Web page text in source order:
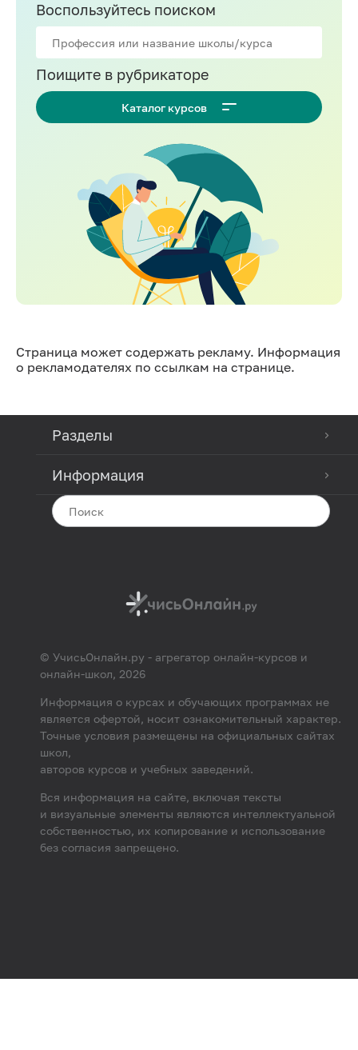
Воспользуйтесь поиском
Поищите в рубрикаторе
Каталог курсов
Страница может содержать рекламу. Информация
о рекламодателях по ссылкам на странице.
Разделы
Информация
© УчисьОнлайн.ру - агрегатор онлайн-курсов и
онлайн-школ, 2026
Информация о курсах и обучающих программах не
является офертой, носит ознакомительный характер.
Точные условия размещены на официальных сайтах
школ,
авторов курсов и учебных заведений.
Вся информация на сайте, включая тексты
и визуальные элементы являются интеллектуальной
собственностью, их копирование и использование
без согласия запрещено.